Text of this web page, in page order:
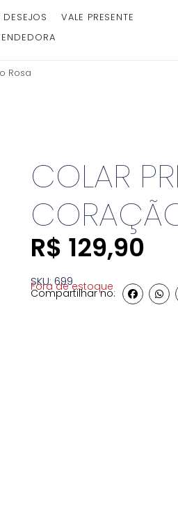
DESEJOS
VALE PRESENTE
Rosa
COLAR
R$ 129,90
SKU: 699
Fora de estoque
Compartilhar no: